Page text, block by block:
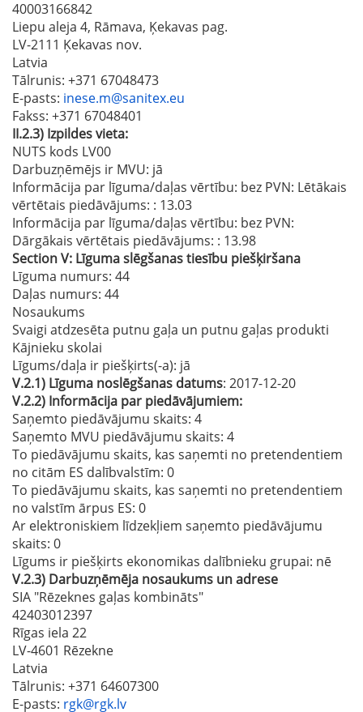
40003166842
Liepu aleja 4, Rāmava, Ķekavas pag.
LV-2111 Ķekavas nov.
Latvia
Tālrunis: +371 67048473
E-pasts: inese.m@sanitex.eu
Fakss: +371 67048401
II.2.3) Izpildes vieta:
NUTS kods LV00
Darbuzņēmējs ir MVU: jā
Informācija par līguma/daļas vērtību: bez PVN: Lētākais
vērtētais piedāvājums: : 13.03
Informācija par līguma/daļas vērtību: bez PVN:
Dārgākais vērtētais piedāvājums: : 13.98
SectionV: Līguma slēgšanas tiesību piešķiršana
Līguma numurs: 44
Daļas numurs: 44
Nosaukums
Svaigi atdzesēta putnu gaļa un putnu gaļas produkti
Kājnieku skolai
Līgums/daļa ir piešķirts(-a): jā
V.2.1) Līguma noslēgšanas datums: 2017-12-20
V.2.2) Informācija par piedāvājumiem:
Saņemto piedāvājumu skaits: 4
Saņemto MVU piedāvājumu skaits: 4
To piedāvājumu skaits, kas saņemti no pretendentiem
no citām ES dalībvalstīm: 0
To piedāvājumu skaits, kas saņemti no pretendentiem
no valstīm ārpus ES: 0
Ar elektroniskiem līdzekļiem saņemto piedāvājumu
skaits: 0
Līgums ir piešķirts ekonomikas dalībnieku grupai: nē
V.2.3) Darbuzņēmēja nosaukums un adrese
SIA "Rēzeknes gaļas kombināts"
42403012397
Rīgas iela 22
LV-4601 Rēzekne
Latvia
Tālrunis: +371 64607300
E-pasts: rgk@rgk.lv